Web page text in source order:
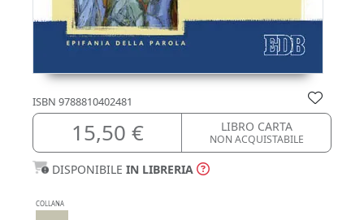
ISBN 9788810402481
15,50 € LIBRO CARTA
NON ACQUISTABILE
DISPONIBILE IN LIBRERIA
COLLANA